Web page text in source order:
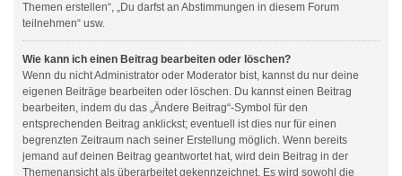
Themen erstellen“, „Du darfst an Abstimmungen in diesem Forum
teilnehmen“ usw.
Wie kann ich einen Beitrag bearbeiten oder löschen?
Wenn du nicht Administrator oder Moderator bist, kannst du nur deine
eigenen Beiträge bearbeiten oder löschen. Du kannst einen Beitrag
bearbeiten, indem du das „Ändere Beitrag“-Symbol für den
entsprechenden Beitrag anklickst; eventuell ist dies nur für einen
begrenzten Zeitraum nach seiner Erstellung möglich. Wenn bereits
jemand auf deinen Beitrag geantwortet hat, wird dein Beitrag in der
Themenansicht als überarbeitet gekennzeichnet. Es wird sowohl die